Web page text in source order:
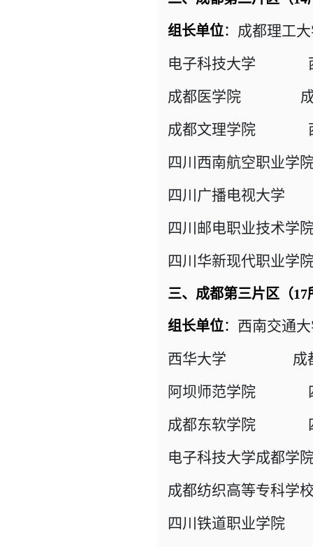
组长单位： 成都理工
电子科技大学 西
成都医学院 成
成都文理学院 西
四川西南航空职业
四川广播电视大学
四川邮电职业技术
四川华新现代职业学
三、成都第三片区（17
组长单位： 西南交通
西华大学 成都
阿坝师范学院 四
成都东软学院 四
电子科技大学成都
成都纺织高等专科
四川铁道职业学院